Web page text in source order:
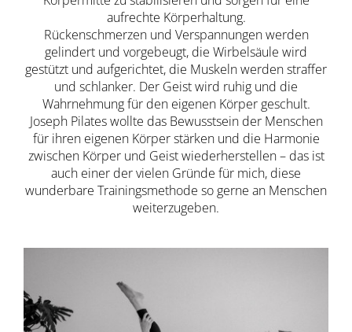
aufrechte Körperhaltung.
Rückenschmerzen und Verspannungen werden
gelindert und vorgebeugt, die Wirbelsäule wird
gestützt und aufgerichtet, die Muskeln werden straffer
und schlanker. Der Geist wird ruhig und die
Wahrnehmung für den eigenen Körper geschult.
Joseph Pilates wollte das Bewusstsein der Menschen
für ihren eigenen Körper stärken und die Harmonie
zwischen Körper und Geist wiederherstellen – das ist
auch einer der vielen Gründe für mich, diese
wunderbare Trainingsmethode so gerne an Menschen
weiterzugeben.